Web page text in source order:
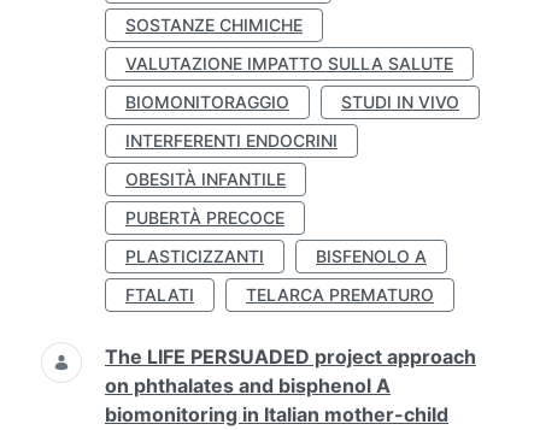
SOSTANZE CHIMICHE
VALUTAZIONE IMPATTO SULLA SALUTE
BIOMONITORAGGIO
STUDI IN VIVO
INTERFERENTI ENDOCRINI
OBESITÀ INFANTILE
PUBERTÀ PRECOCE
PLASTICIZZANTI
BISFENOLO A
FTALATI
TELARCA PREMATURO
The LIFE PERSUADED project approach
on phthalates and bisphenol A
biomonitoring in Italian mother-child